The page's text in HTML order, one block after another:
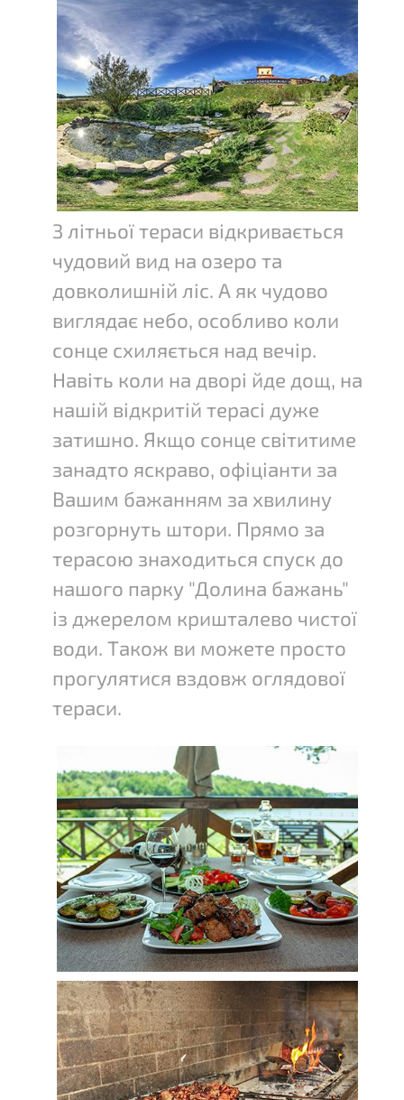
З літньої тераси відкривається
чудовий вид на озеро та
довколишній ліс. А як чудово
виглядає небо, особливо коли
сонце схиляється над вечір.
Навіть коли на дворі йде дощ, на
нашій відкритій терасі дуже
затишно. Якщо сонце світитиме
занадто яскраво, офіціанти за
Вашим бажанням за хвилину
розгорнуть штори. Прямо за
терасою знаходиться спуск до
нашого парку "Долина бажань"
із джерелом кришталево чистої
води. Також ви можете просто
прогулятися вздовж оглядової
тераси.